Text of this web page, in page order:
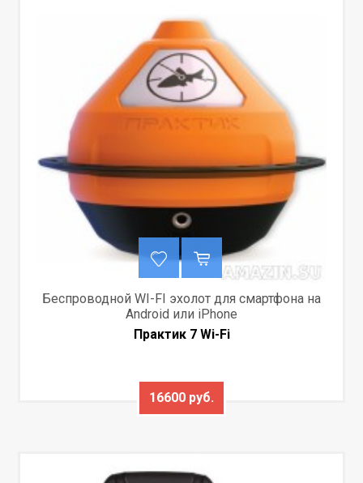
Беспроводной WI-FI эхолот для смартфона на
Android или iPhone
Практик 7 Wi-Fi
16600 руб.